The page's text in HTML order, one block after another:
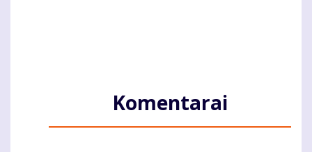
Komentarai